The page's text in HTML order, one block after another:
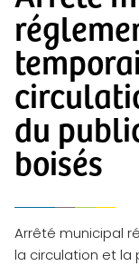
du
boisés
Arrêté municipal
la circulation et la